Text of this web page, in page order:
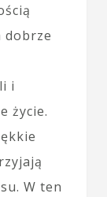
dobrze
i
życie.
W ten